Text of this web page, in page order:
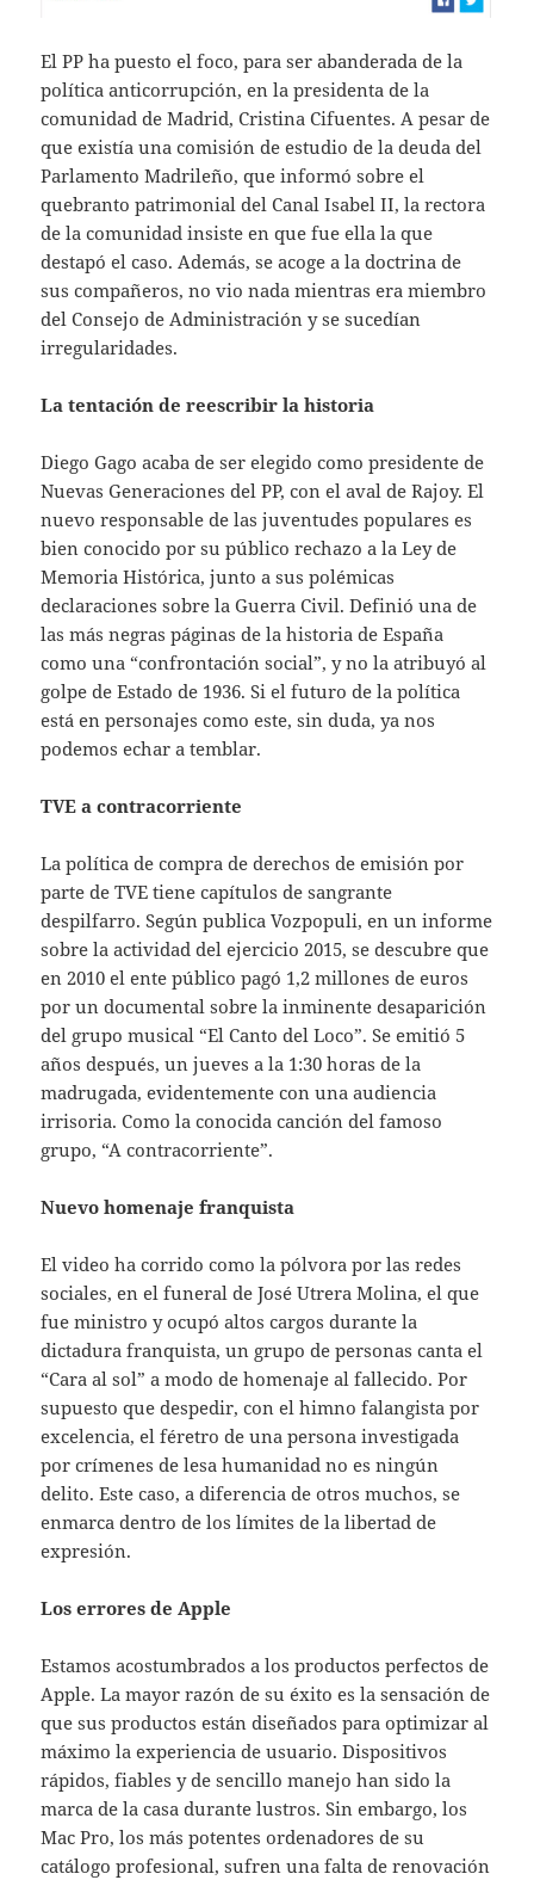
El PP ha puesto el foco, para ser abanderada de la
política anticorrupción, en la presidenta de la
comunidad de Madrid, Cristina Cifuentes. A pesar de
que existía una comisión de estudio de la deuda del
Parlamento Madrileño, que informó sobre el
quebranto patrimonial del Canal Isabel II, la rectora
de la comunidad insiste en que fue ella la que
destapó el caso. Además, se acoge a la doctrina de
sus compañeros, no vio nada mientras era miembro
del Consejo de Administración y se sucedían
irregularidades.
La tentación de reescribir la historia
Diego Gago acaba de ser elegido como presidente de
Nuevas Generaciones del PP, con el aval de Rajoy. El
nuevo responsable de las juventudes populares es
bien conocido por su público rechazo a la Ley de
Memoria Histórica, junto a sus polémicas
declaraciones sobre la Guerra Civil. Definió una de
las más negras páginas de la historia de España
como una “confrontación social”, y no la atribuyó al
golpe de Estado de 1936. Si el futuro de la política
está en personajes como este, sin duda, ya nos
podemos echar a temblar.
TVE a contracorriente
La política de compra de derechos de emisión por
parte de TVE tiene capítulos de sangrante
despilfarro. Según publica Vozpopuli, en un informe
sobre la actividad del ejercicio 2015, se descubre que
en 2010 el ente público pagó 1,2 millones de euros
por un documental sobre la inminente desaparición
del grupo musical “El Canto del Loco”. Se emitió 5
años después, un jueves a la 1:30 horas de la
madrugada, evidentemente con una audiencia
irrisoria. Como la conocida canción del famoso
grupo, “A contracorriente”.
Nuevo homenaje franquista
El video ha corrido como la pólvora por las redes
sociales, en el funeral de José Utrera Molina, el que
fue ministro y ocupó altos cargos durante la
dictadura franquista, un grupo de personas canta el
“Cara al sol” a modo de homenaje al fallecido. Por
supuesto que despedir, con el himno falangista por
excelencia, el féretro de una persona investigada
por crímenes de lesa humanidad no es ningún
delito. Este caso, a diferencia de otros muchos, se
enmarca dentro de los límites de la libertad de
expresión.
Los errores de Apple
Estamos acostumbrados a los productos perfectos de
Apple. La mayor razón de su éxito es la sensación de
que sus productos están diseñados para optimizar al
máximo la experiencia de usuario. Dispositivos
rápidos, fiables y de sencillo manejo han sido la
marca de la casa durante lustros. Sin embargo, los
Mac Pro, los más potentes ordenadores de su
catálogo profesional, sufren una falta de renovación